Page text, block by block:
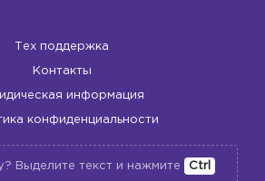
Тех поддержка
Контакты
информация
конфиденциальности
Выделите текст и нажмите
Ctrl